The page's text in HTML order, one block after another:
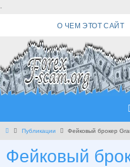
.
О ЧЕМ ЭТОТ САЙТ
Главная
Публикации Фейковый брокер
Фейковый